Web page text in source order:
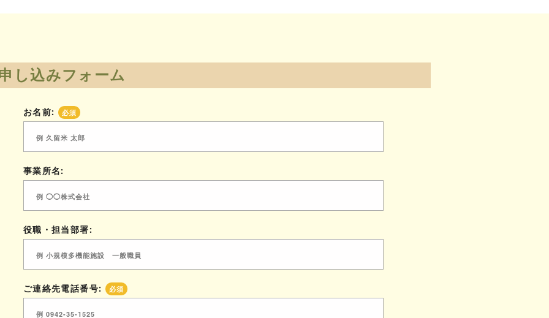
し込みフォーム
お名前: 必須
事業所名:
役職・担当部署:
ご連絡先電話番号: 必須